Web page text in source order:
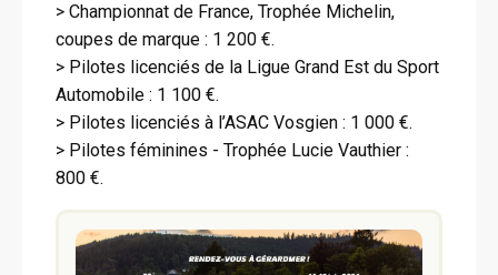
> Championnat de France, Trophée Michelin,
coupes de marque : 1 200 €.
> Pilotes licenciés de la Ligue Grand Est du Sport
Automobile : 1 100 €.
> Pilotes licenciés à l’ASAC Vosgien : 1 000 €.
> Pilotes féminines - Trophée Lucie Vauthier :
800 €.